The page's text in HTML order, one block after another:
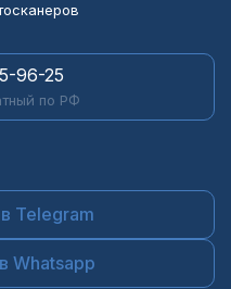
96-25
по РФ
Telegram
Whatsapp